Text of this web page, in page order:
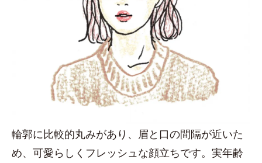
輪郭に比較的丸みがあり、眉と口の間隔が近いた
め、可愛らしくフレッシュな顔立ちです。実年齢